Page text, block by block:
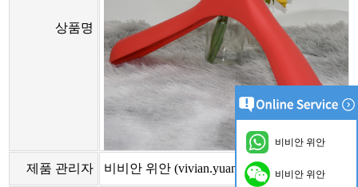
상품명
제품 관리자 비비안 위안 (vivian.yuan@onflyingcn.com)
비비안 위안
비비안 위안